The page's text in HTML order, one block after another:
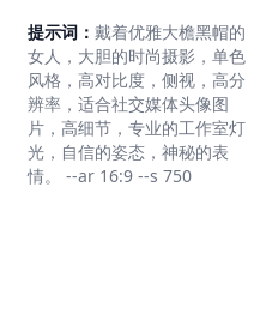
提示词： 戴着优雅大檐黑帽的
女人，大胆的时尚摄影，单色
风格，高对比度，侧视，高分
辨率，适合社交媒体头像图
片，高细节，专业的工作室灯
光，自信的姿态，神秘的表
情。 --ar 16:9 --s 750